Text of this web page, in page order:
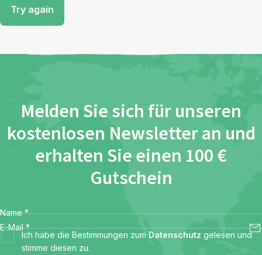
Try again
Melden Sie sich für unseren
kostenlosen Newsletter an und
erhalten Sie einen 100 €
Gutschein
Name *
E-Mail *
Ich habe die Bestimmungen zum Datenschutz gelesen und
stimme diesen zu.